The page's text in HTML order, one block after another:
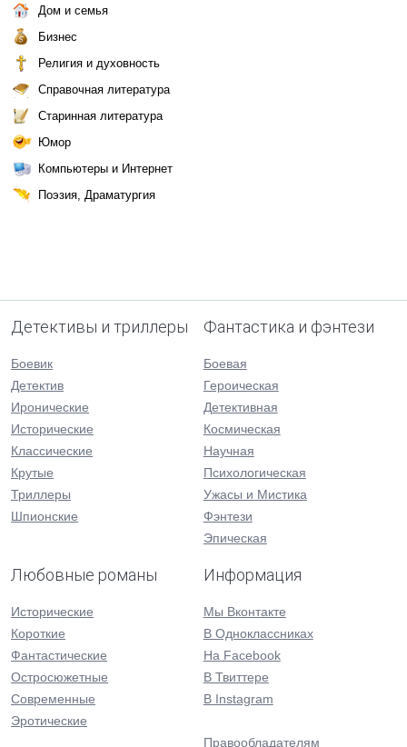
Дом и семья
Бизнес
Религия и духовность
Справочная литература
Старинная литература
Юмор
Компьютеры и Интернет
Поэзия, Драматургия
Детективы и триллеры
Боевик
Детектив
Иронические
Исторические
Классические
Крутые
Триллеры
Шпионские
Фантастика и фэнтези
Боевая
Героическая
Детективная
Космическая
Научная
Психологическая
Ужасы и Мистика
Фэнтези
Эпическая
Любовные романы
Исторические
Короткие
Фантастические
Остросюжетные
Современные
Эротические
Информация
Мы Вконтакте
В Одноклассниках
На Facebook
В Твиттере
В Instagram
Правообладателям